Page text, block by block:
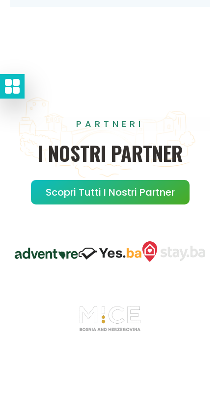
PARTNERI
INOSTRI PARTNER
Scopri Tutti I Nostri Partner